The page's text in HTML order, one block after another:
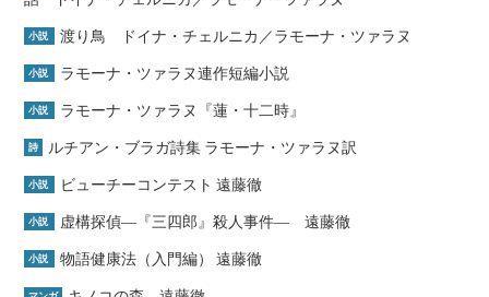
小説 渡り鳥 ドイナ・チェルニカ／ラモーナ・ツァラヌ
小説 ラモーナ・ツァラヌ連作短編小説
小説 ラモーナ・ツァラヌ『蓮・十二時』
詩 ルチアン・ブラガ詩集 ラモーナ・ツァラヌ訳
小説 ビューチーコンテスト 遠藤徹
小説 虚構探偵―『三四郎』殺人事件― 遠藤徹
小説 物語健康法（入門編） 遠藤徹